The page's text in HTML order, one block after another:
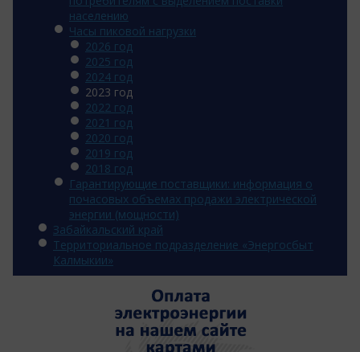
населению
Часы пиковой нагрузки
2026 год
2025 год
2024 год
2023 год
2022 год
2021 год
2020 год
2019 год
2018 год
Гарантирующие поставщики: информация о
почасовых объемах продажи электрической
энергии (мощности)
Забайкальский край
Территориальное подразделение «Энергосбыт
Калмыкии»